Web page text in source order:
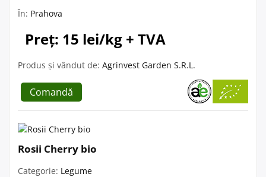
În: Prahova
Preț: 15 lei/kg + TVA
Produs și vândut de: Agrinvest Garden S.R.L.
Comandă
Rosii Cherry bio
Categorie: Legume